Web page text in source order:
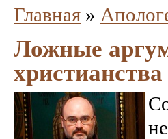
Главная »
Ложные
христианства